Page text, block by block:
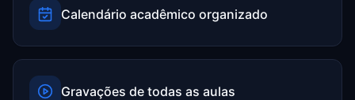
Calendário acadêmico organizado
Gravações de todas as aulas